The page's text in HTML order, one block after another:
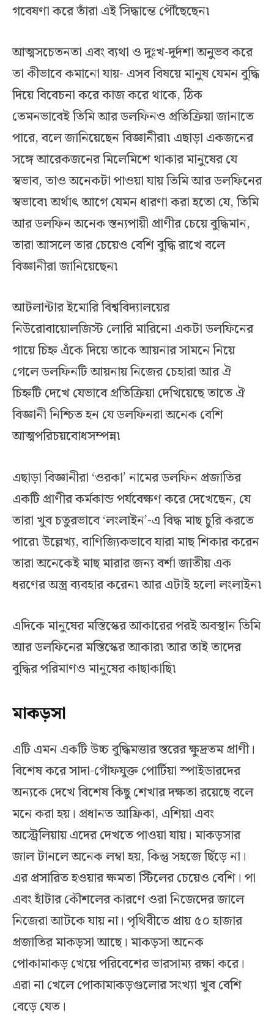
গবেষণা করে তাঁরা এই সিদ্ধান্তে পৌঁছেছেন৷
আত্মসচেতনতা এবং ব্যথা ও দুঃখ-দুর্দশা অনুভব করে
তা কীভাবে কমানো যায়- এসব বিষয়ে মানুষ যেমন বুদ্ধি
দিয়ে বিবেচনা করে কাজ করে থাকে, ঠিক
তেমনভাবেই তিমি আর ডলফিনও প্রতিক্রিয়া জানাতে
পারে, বলে জানিয়েছেন বিজ্ঞানীরা৷ এছাড়া একজনের
সঙ্গে আরেকজনের মিলেমিশে থাকার মানুষের যে
স্বভাব, তাও অনেকটা পাওয়া যায় তিমি আর ডলফিনের
স্বভাবে৷ অর্থাৎ আগে যেমন ধারণা করা হতো যে, তিমি
আর ডলফিন অনেক স্তন্যপায়ী প্রাণীর চেয়ে বুদ্ধিমান,
তারা আসলে তার চেয়েও বেশি বুদ্ধি রাখে বলে
বিজ্ঞানীরা জানিয়েছেন৷
আটলান্টার ইমোরি বিশ্ববিদ্যালয়ের
নিউরোবায়োলজিস্ট লোরি মারিনো একটা ডলফিনের
গায়ে চিহ্ন এঁকে দিয়ে তাকে আয়নার সামনে নিয়ে
গেলে ডলফিনটি আয়নায় নিজের চেহারা আর ঐ
চিহ্নটি দেখে যেভাবে প্রতিক্রিয়া দেখিয়েছে তাতে ঐ
বিজ্ঞানী নিশ্চিত হন যে ডলফিনরা অনেক বেশি
আত্মপরিচয়বোধসম্পন্ন৷
এছাড়া বিজ্ঞানীরা ‘ওরকা’ নামের ডলফিন প্রজাতির
একটি প্রাণীর কর্মকান্ড পর্যবেক্ষণ করে দেখেছেন, যে
তারা খুব চতুরভাবে ‘লংলাইন’-এ বিদ্ধ মাছ চুরি করতে
পারে৷ উল্লেখ্য, বাণিজ্যিকভাবে যারা মাছ শিকার করেন
তারা অনেকেই মাছ মারার জন্য বর্শা জাতীয় এক
ধরণের অস্ত্র ব্যবহার করেন৷ আর এটাই হলো লংলাইন৷
এদিকে মানুষের মস্তিস্কের আকারের পরই অবস্থান তিমি
আর ডলফিনের মস্তিস্কের আকার৷ আর তাই তাদের
বুদ্ধির পরিমাণও মানুষের কাছাকাছি৷
মাকড়সা
এটি এমন একটি উচ্চ বুদ্ধিমত্তার স্তরের ক্ষুদ্রতম প্রাণী।
বিশেষ করে সাদা-গোঁফযুক্ত পোর্টিয়া স্পাইডারদের
অন্যকে দেখে বিশেষ কিছু শেখার দক্ষতা রয়েছে বলে
মনে করা হয়। প্রধানত আফ্রিকা, এশিয়া এবং
অস্ট্রেলিয়ায় এদের দেখতে পাওয়া যায়। মাকড়সার
জাল টানলে অনেক লম্বা হয়, কিন্তু সহজে ছিঁড়ে না।
এর প্রসারিত হওয়ার ক্ষমতা স্টিলের চেয়েও বেশি। পা
এবং হাঁটার কৌশলের কারণে ওরা নিজেদের জালে
নিজেরা আটকে যায় না। পৃথিবীতে প্রায় ৫০ হাজার
প্রজাতির মাকড়সা আছে। মাকড়সা অনেক
পোকামাকড় খেয়ে পরিবেশের ভারসাম্য রক্ষা করে।
এরা না খেলে পোকামাকড়গুলোর সংখ্যা খুব বেশি
বেড়ে যেত।